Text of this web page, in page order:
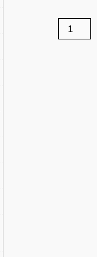
Sedum
telephium